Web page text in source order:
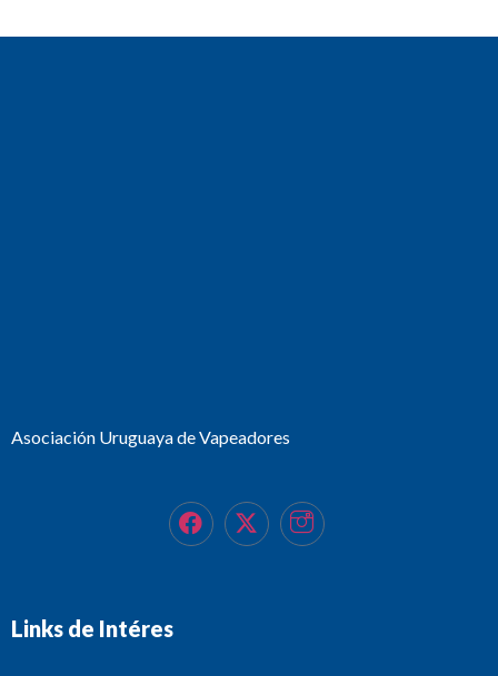
Asociación Uruguaya de Vapeadores
Links de Intéres